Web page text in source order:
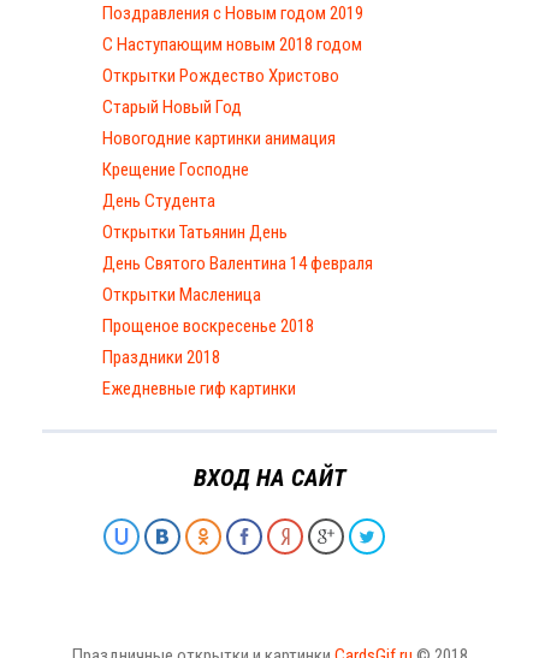
Поздравления с Новым годом 2019
С Наступающим новым 2018 годом
Открытки Рождество Христово
Старый Новый Год
Новогодние картинки анимация
Крещение Господне
День Студента
Открытки Татьянин День
День Святого Валентина 14 февраля
Открытки Масленица
Прощеное воскресенье 2018
Праздники 2018
Ежедневные гиф картинки
ВХОД НА САЙТ